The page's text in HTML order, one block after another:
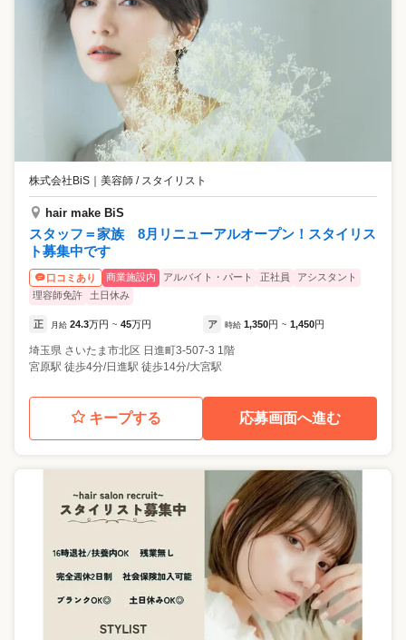
株式会社BiS ｜ 美容師 / スタイリスト
hair make BiS
スタッフ＝家族 8月リニューアルオープン！スタイリス
ト募集中です
口コミあり 商業施設内 アルバイト・パート 正社員
アシスタント
理容師免許
土日休み
正 月給 24.3万円 ~ 45万円 ア 時給 1,350円 ~ 1,450円
埼玉県 さいたま市北区 日進町3-507-3 1階
宮原駅 徒歩4分/日進駅 徒歩14分/大宮駅
キープする 応募画面へ進む